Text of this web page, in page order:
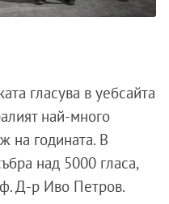
гласува в уебсайта
най-много
на годината. В
над 5000 гласа,
Д-р Иво Петров.